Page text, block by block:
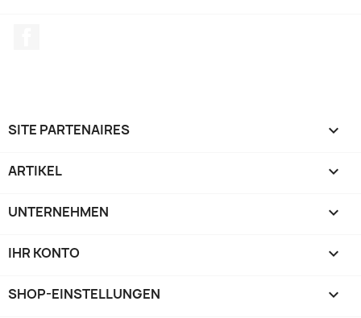
SITE PARTENAIRES 
ARTIKEL 
UNTERNEHMEN 
IHR KONTO 
SHOP-EINSTELLUNGEN keyboard_arrow_down